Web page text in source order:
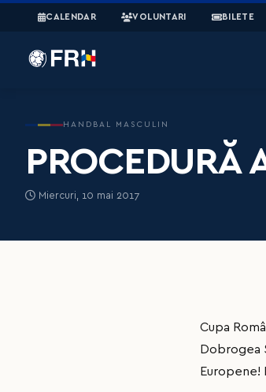
CALENDAR VOLUNTARI BILETE
HANDBAL MASCULIN
PROCEDURĂ
Miercuri, 10 mai 2017
Cupa
Dobrogea
Europene!